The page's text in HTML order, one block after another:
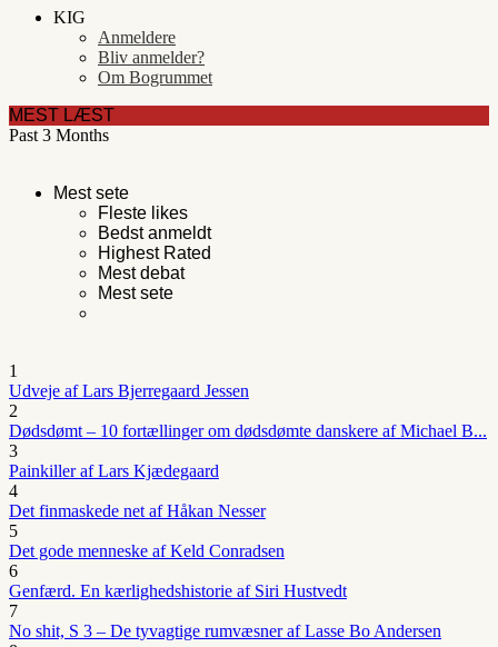
KIG
Anmeldere
Bliv anmelder?
Om Bogrummet
MEST LÆST
Past 3 Months
Mest sete
Fleste likes
Bedst anmeldt
Highest Rated
Mest debat
Mest sete
1
Udveje af Lars Bjerregaard Jessen
2
Dødsdømt – 10 fortællinger om dødsdømte danskere af Michael B...
3
Painkiller af Lars Kjædegaard
4
Det finmaskede net af Håkan Nesser
5
Det gode menneske af Keld Conradsen
6
Genfærd. En kærlighedshistorie af Siri Hustvedt
7
No shit, S 3 – De tyvagtige rumvæsner af Lasse Bo Andersen